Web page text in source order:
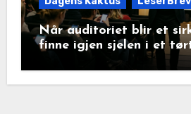
Når auditoriet blir et
finne igjen sjelen i et